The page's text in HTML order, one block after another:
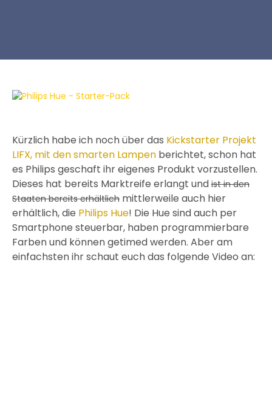
Kürzlich habe ich noch über das Kickstarter Projekt
LIFX, mit den smarten Lampen berichtet, schon hat
es Philips geschaft ihr eigenes Produkt vorzustellen.
Dieses hat bereits Marktreife erlangt und ist in den
Staaten bereits erhältlich mittlerweile auch hier
erhältlich, die Philips Hue! Die Hue sind auch per
Smartphone steuerbar, haben programmierbare
Farben und können getimed werden. Aber am
einfachsten ihr schaut euch das folgende Video an: